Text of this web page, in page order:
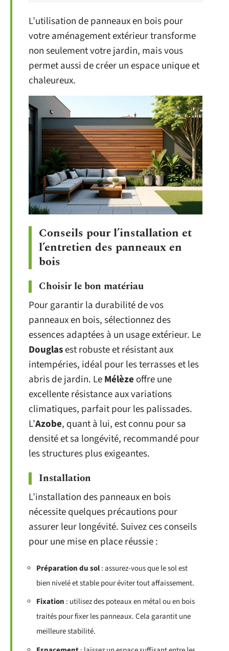
L’utilisation de panneaux en bois pour
votre aménagement extérieur transforme
non seulement votre jardin, mais vous
permet aussi de créer un espace unique et
chaleureux.
Conseils pour l’installation et
l’entretien des panneaux en
bois
Choisir le bon matériau
Pour garantir la durabilité de vos
panneaux en bois, sélectionnez des
essences adaptées à un usage extérieur. Le
Douglasest robuste et résistant aux
intempéries, idéal pour les terrasses et les
abris de jardin. LeMélèze offre une
excellente résistance aux variations
climatiques, parfait pour les palissades.
L’Azobe, quant à lui, est connu pour sa
densité et sa longévité, recommandé pour
les structures plus exigeantes.
Installation
L’installation des panneaux en bois
nécessite quelques précautions pour
assurer leur longévité. Suivez ces conseils
pour une mise en place réussie :
Préparation du sol: assurez-vous que le sol est
bien nivelé et stable pour éviter tout affaissement.
Fixation : utilisez des poteaux en métal ou en bois
traités pour fixer les panneaux. Cela garantit une
meilleure stabilité.